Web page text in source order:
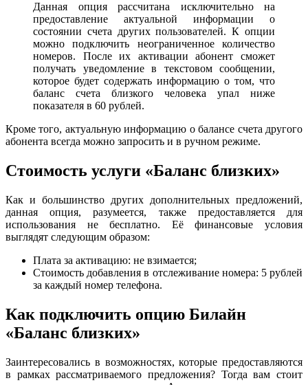
Данная опция рассчитана исключительно на
предоставление актуальной информации о
состоянии счета других пользователей. К опции
можно подключить неограниченное количество
номеров. После их активации абонент сможет
получать уведомление в текстовом сообщении,
которое будет содержать информацию о том, что
баланс счета близкого человека упал ниже
показателя в 60 рублей.
Кроме того, актуальную информацию о балансе счета другого
абонента всегда можно запросить и в ручном режиме.
Стоимость услуги «Баланс близких»
Как и большинство других дополнительных предложений,
данная опция, разумеется, также предоставляется для
использования не бесплатно. Её финансовые условия
выглядят следующим образом:
Плата за активацию: не взимается;
Стоимость добавления в отслеживание номера: 5 рублей
за каждый номер телефона.
Как подключить опцию Билайн
«Баланс близких»
Заинтересовались в возможностях, которые предоставляются
в рамках рассматриваемого предложения? Тогда вам стоит